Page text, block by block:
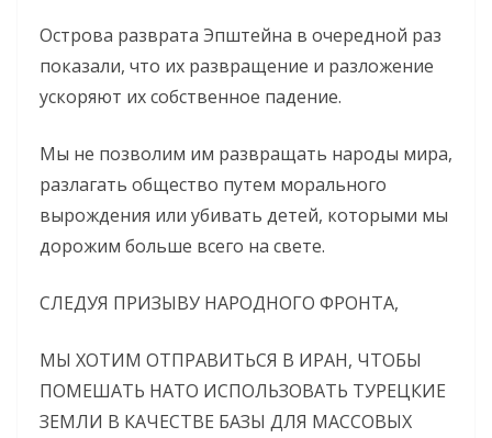
Острова разврата Эпштейна в очередной раз
показали, что их развращение и разложение
ускоряют их собственное падение.
Мы не позволим им развращать народы мира,
разлагать общество путем морального
вырождения или убивать детей, которыми мы
дорожим больше всего на свете.
СЛЕДУЯ ПРИЗЫВУ НАРОДНОГО ФРОНТА,
МЫ ХОТИМ ОТПРАВИТЬСЯ В ИРАН, ЧТОБЫ
ПОМЕШАТЬ НАТО ИСПОЛЬЗОВАТЬ ТУРЕЦКИЕ
ЗЕМЛИ В КАЧЕСТВЕ БАЗЫ ДЛЯ МАССОВЫХ